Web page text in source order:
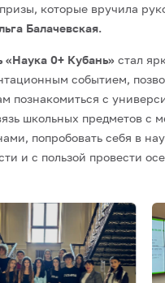
которые вручила
Балачевская.
«Наука 0+ Кубань» стал
событием,
познакомиться с
школьных предметов с
попробовать себя в
и с пользой провести